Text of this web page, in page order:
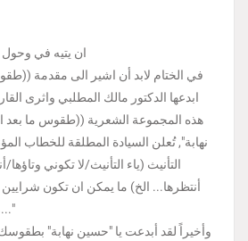
ان يتيه في وحول
في الختام لابد أن اشير الى مقدمة
ابدعها الدكتور مالك المطلبي واثرى
هذه المجموعة الشعرية ((طقوس ما بعد
نهابة", تُعلن السيادة المطلقة للخطاب
التأنيث (ياء التأنيث/لا تكوني
أنتظرها... الخ) ما يمكن ان تكون
من قصائد هذه المجموعة..."
وأخيراً لقد أبدعت يا "حسين نهابة" بطقوسك